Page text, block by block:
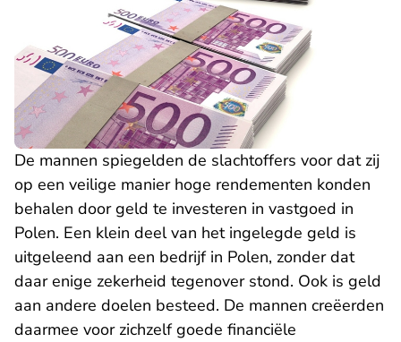
De mannen spiegelden de slachtoffers voor dat zij
op een veilige manier hoge rendementen konden
behalen door geld te investeren in vastgoed in
Polen. Een klein deel van het ingelegde geld is
uitgeleend aan een bedrijf in Polen, zonder dat
daar enige zekerheid tegenover stond. Ook is geld
aan andere doelen besteed. De mannen creëerden
daarmee voor zichzelf goede financiële